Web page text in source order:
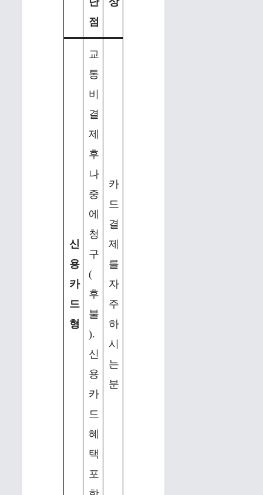
점
신
용
카
드
형
교
통
비
결
제
후
나
중
에
청
구
(
후
불
).
신
용
카
드
혜
택
포
카
드
결
제
를
자
주
하
시
는
분